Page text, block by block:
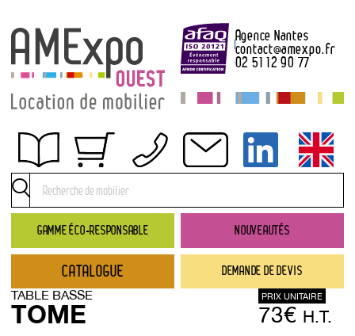
GAMME ÉCO-RESPONSABLE NOUVEAUTÉS
DEMANDE DE DEVIS
Agence Nantes
contact@amexpo.fr
02 51 12 90 77
Obtenir un devis
Conditions générales de location
Conditions de règlement
Contact
Catalogue
→ Nouveautés
→ Gamme éco-responsable
CATALOGUE
TABLE BASSE
TOME
PRIX UNITAIRE
73€ H.T.